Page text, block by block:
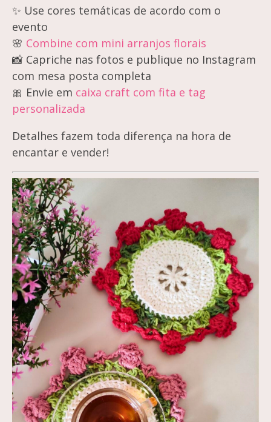
✨ Use cores temáticas de acordo com o
evento
🌸 Combine com mini arranjos florais
📸 Capriche nas fotos e publique no Instagram
com mesa posta completa
🎀 Envie em caixa craft com fita e tag
personalizada
Detalhes fazem toda diferença na hora de
encantar e vender!